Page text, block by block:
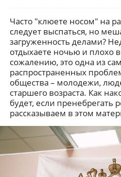
Часто "клюете носом" на
следует выспаться, но
загруженность делами?
отдыхаете ночью и плохо
сожалению, это одна из
распространенных
общества – молодежи,
старшего возраста. Как
будет, если пренебрегать
рассказываем в этом